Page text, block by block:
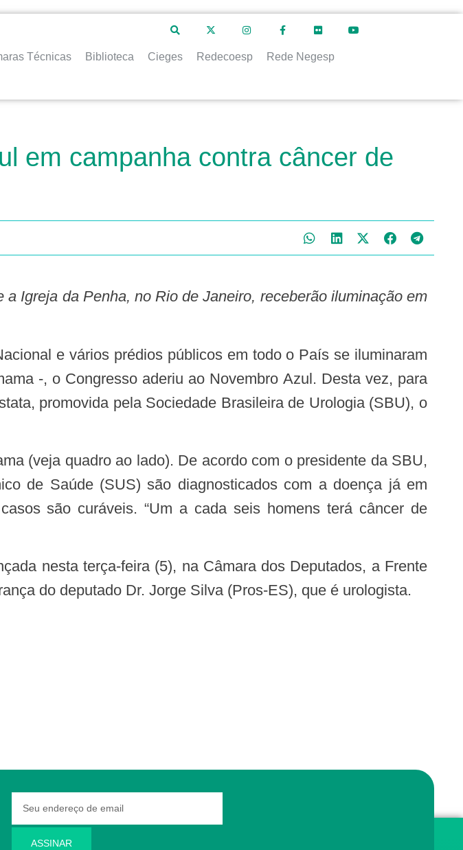
Técnicas Biblioteca Cieges Redecoesp Rede Negesp
em campanha contra câncer de
-, o Congresso aderiu ao Novembro Azul. Desta vez, para
promovida pela Sociedade Brasileira de Urologia (SBU), o
de Saúde (SUS) são diagnosticados com a doença já em
são curáveis. “Um a cada seis homens terá câncer de
nesta terça-feira (5), na Câmara dos Deputados, aFrente
do deputado Dr. Jorge Silva (Pros-ES), que é urologista.
ASSINAR